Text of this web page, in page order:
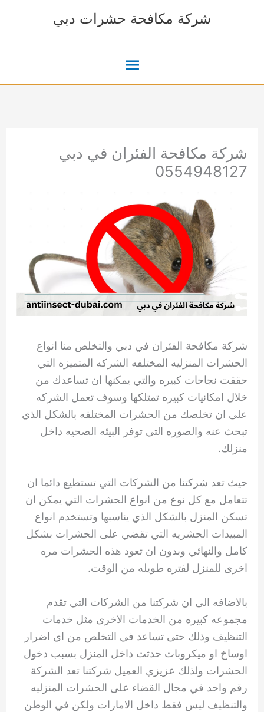
شركة مكافحة حشرات دبي
القائمة
شركة مكافحة الفئران في دبي
0554948127
شركة مكافحة الفئران في دبي والتخلص منا انواع
الحشرات المنزليه المختلفه الشركه المتميزه التي
حققت نجاحات كبيره والتي يمكنها ان تساعدك من
خلال امكانيات كبيره تمتلكها وسوف تعمل الشركه
على ان تخلصك من الحشرات المختلفه بالشكل الذي
تبحث عنه والصوره التي توفر البيئه الصحيه داخل
منزلك.
حيث تعد شركتنا من الشركات التي تستطيع دائما ان
تتعامل مع كل نوع من انواع الحشرات التي يمكن ان
تسكن المنزل بالشكل الذي يناسبها وتستخدم انواع
المبيدات الحشريه التي تقضي على الحشرات بشكل
كامل والنهائي وبدون ان تعود هذه الحشرات مره
اخرى للمنزل لفتره طويله من الوقت.
بالاضافه الى ان شركتنا من الشركات التي تقدم
مجموعه كبيره من الخدمات الاخرى مثل خدمات
التنظيف وذلك حتى تساعد في التخلص من اي اضرار
اوساخ او ميكروبات حدثت داخل المنزل بسبب دخول
الحشرات ولذلك عزيزي العميل شركتنا تعد الشركة
رقم واحد في مجال القضاء على الحشرات المنزليه
والتنظيف ليس فقط داخل الامارات ولكن في الوطن